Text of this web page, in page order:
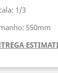
1/3
550mm